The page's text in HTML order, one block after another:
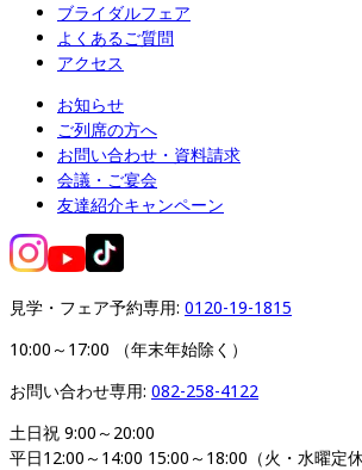
ブライダルフェア
よくあるご質問
アクセス
お知らせ
ご列席の方へ
お問い合わせ・資料請求
会議・ご宴会
友達紹介キャンペーン
見学・フェア予約専用: 0120-19-1815
10:00～17:00 （年末年始除く）
お問い合わせ専用: 082-258-4122
土日祝 9:00～20:00
平日12:00～14:00 15:00～18:00（火・水曜定